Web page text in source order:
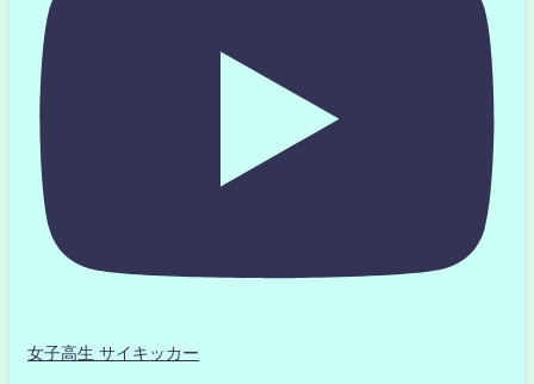
女子高生 サイキッカー